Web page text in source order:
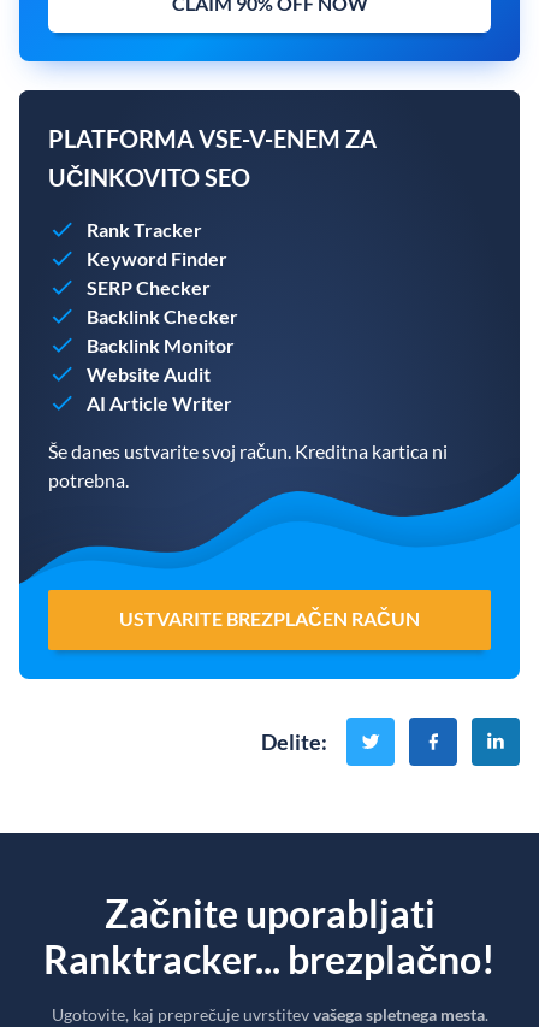
PLATFORMA VSE-V-ENEM ZA
UČINKOVITO SEO
Rank Tracker
Keyword Finder
SERP Checker
Backlink Checker
Backlink Monitor
Website Audit
AI Article Writer
Še danes ustvarite svoj račun. Kreditna kartica ni
potrebna.
USTVARITE BREZPLAČEN RAČUN
Delite:
Začnite uporabljati
Ranktracker... brezplačno!
Ugotovite, kaj preprečuje uvrstitevvašega spletnega mesta.